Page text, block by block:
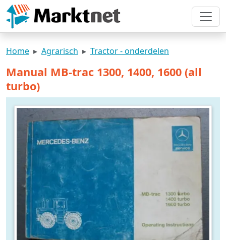
Home Agrarisch Tractor - onderdelen
Manual MB-trac 1300, 1400, 1600 (all
turbo)